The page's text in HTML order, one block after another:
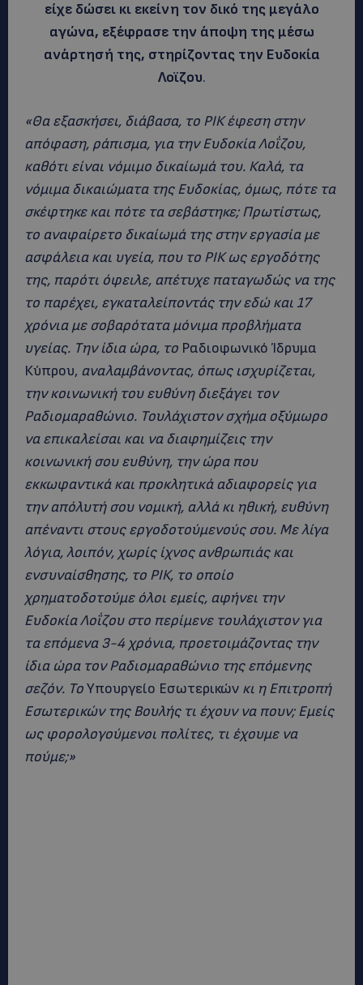
είχε δώσει κι εκείνη τον δικό της μεγάλο
αγώνα, εξέφρασε την άποψη της μέσω
ανάρτησή της, στηρίζοντας την Ευδοκία
Λοϊζου.
«Θα εξασκήσει, διάβασα, το ΡΙΚ έφεση στην
απόφαση, ράπισμα, για την Ευδοκία Λοΐζου,
καθότι είναι νόμιμο δικαίωμά του. Καλά, τα
νόμιμα δικαιώματα της Ευδοκίας, όμως, πότε τα
σκέφτηκε και πότε τα σεβάστηκε; Πρωτίστως,
το αναφαίρετο δικαίωμά της στην εργασία με
ασφάλεια και υγεία, που το ΡΙΚ ως εργοδότης
της, παρότι όφειλε, απέτυχε παταγωδώς να της
το παρέχει, εγκαταλείποντάς την εδώ και 17
χρόνια με σοβαρότατα μόνιμα προβλήματα
υγείας. Την ίδια ώρα, το Ραδιοφωνικό Ίδρυμα
Κύπρου, αναλαμβάνοντας, όπως ισχυρίζεται,
την κοινωνική του ευθύνη διεξάγει τον
Ραδιομαραθώνιο. Τουλάχιστον σχήμα οξύμωρο
να επικαλείσαι και να διαφημίζεις την
κοινωνική σου ευθύνη, την ώρα που
εκκωφαντικά και προκλητικά αδιαφορείς για
την απόλυτή σου νομική, αλλά κι ηθική, ευθύνη
απέναντι στους εργοδοτούμενούς σου. Με λίγα
λόγια, λοιπόν, χωρίς ίχνος ανθρωπιάς και
ενσυναίσθησης, το ΡΙΚ, το οποίο
χρηματοδοτούμε όλοι εμείς, αφήνει την
Ευδοκία Λοΐζου στο περίμενε τουλάχιστον για
τα επόμενα 3-4 χρόνια, προετοιμάζοντας την
ίδια ώρα τον Ραδιομαραθώνιο της επόμενης
σεζόν. ΤοΥπουργείο Εσωτερικών κι η Επιτροπή
Εσωτερικών της Βουλής τι έχουν να πουν; Εμείς
ως φορολογούμενοι πολίτες, τι έχουμε να
πούμε;»